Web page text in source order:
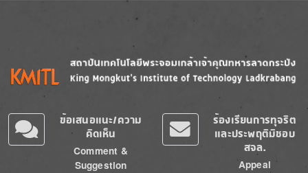
Image
ข้อเสนอแนะ/ความ
คิดเห็น
Comment &
Suggestion
ร้องเรียนการทุจริต
และประพฤติมิชอบ
สจล.
Appeal